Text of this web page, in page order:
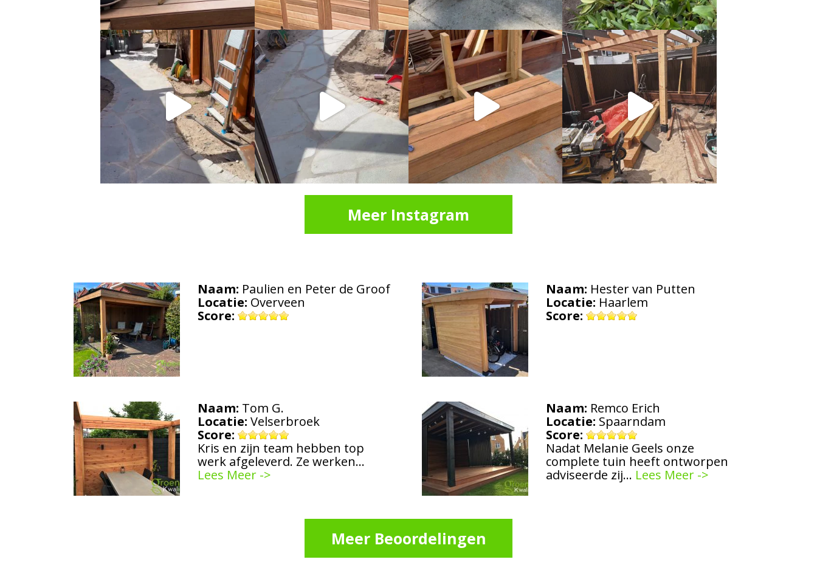
Meer Instagram
Naam: Paulien en Peter de Groof
Locatie: Overveen
Score:
Naam: Hester van Putten
Locatie: Haarlem
Score:
Naam: Tom G.
Locatie: Velserbroek
Score:
Kris en zijn team hebben top
werk afgeleverd. Ze werken…
Lees Meer ->
Naam: Remco Erich
Locatie: Spaarndam
Score:
Nadat Melanie Geels onze
complete tuin heeft ontworpen
adviseerde zij… Lees Meer ->
Meer Beoordelingen